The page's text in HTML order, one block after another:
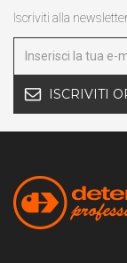
Iscriviti alla
ISCRIVITI